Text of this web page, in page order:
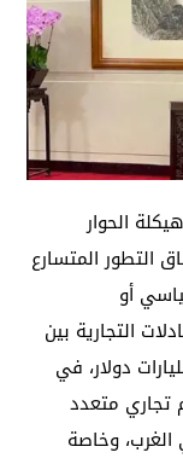
الحوار
التطور المتسارع
أو
التجارية بين
مع نهاية السنة الجارية، حاجز 10 مليارات دولار، في
تجاري متعدد
الغرب، وخاصة